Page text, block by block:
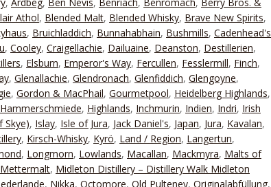
Athol, Blended Malt, Blended Whisky, Brave New Spirits,
, Bruichladdich, Bunnahabhain, Bushmills, Cadenhead's
, Cooley, Craigellachie, Dailuaine, Deanston, Destillerien,
, Elsburn, Emperor's Way, Fercullen, Fesslermill, Finch,
, Glenallachie, Glendronach, Glenfiddich, Glengoyne,
, Gordon & MacPhail, Gourmetpool, Heidelberg Highlands,
, Highlands, Inchmurin, Indien, Indri, Irish
Skye), Islay, Isle of Jura, Jack Daniel's, Japan, Jura, Kavalan,
, Kirsch-Whisky, Kyrö, Land / Region, Langertun,
, Longmorn, Lowlands, Macallan, Mackmyra, Malts of
Mettermalt, Midleton Distillery – Distillery Walk Midleton
, Nikka, Octomore, Old Pulteney, Originalabfüllung,